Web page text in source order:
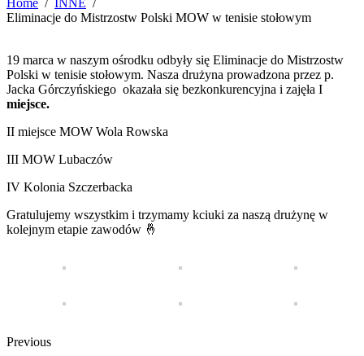
Eliminacje do Mistrzostw Polski MOW w tenisie stołowym
19 marca w naszym ośrodku odbyły się Eliminacje do Mistrzostw
Polski w tenisie stołowym. Nasza drużyna prowadzona przez p.
Jacka Górczyńskiego okazała się bezkonkurencyjna i zajęła I
miejsce.
II miejsce MOW Wola Rowska
III MOW Lubaczów
IV Kolonia Szczerbacka
Gratulujemy wszystkim i trzymamy kciuki za naszą drużynę w
kolejnym etapie zawodów 🤞
Previous